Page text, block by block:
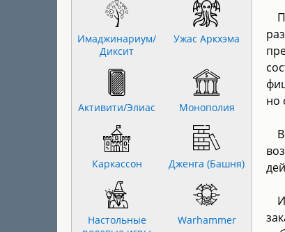
но
Имаджинариум/
Диксит
Ужас Аркхэма
Активити/Элиас Монополия
Каркассон Дженга (Башня)
Настольные
Warhammer